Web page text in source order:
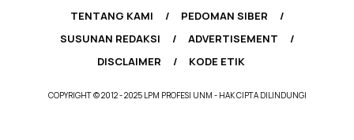
TENTANG KAMI
PEDOMAN SIBER
SUSUNAN REDAKSI
ADVERTISEMENT
DISCLAIMER
KODE ETIK
COPYRIGHT © 2012 - 2025 LPM PROFESI UNM - HAK CIPTA DILINDUNGI